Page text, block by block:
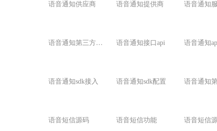
语音通知供应商 语音通知提供商 语音通知
语
音通知第三方接口 语音通知接口api 语音通知
语音通知sdk接入 语音通知sdk配置 语音通知
语音短信源码 语音短信功能 语音短信